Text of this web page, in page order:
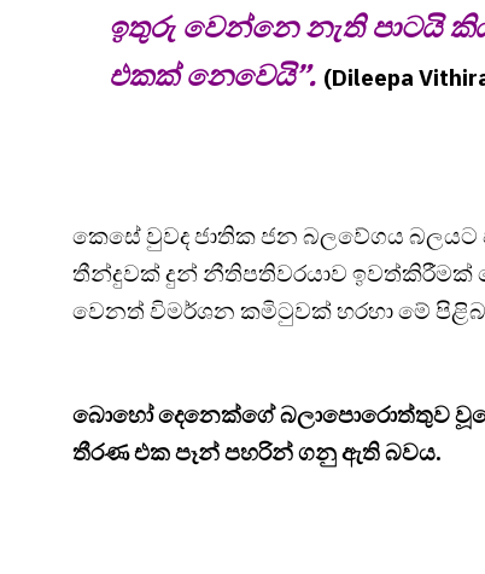
ඉතුරු වෙන්නෙ නැති පාටයි
එකක් නෙවෙයි”. (Dileepa
කෙසේ වුවද ජාතික ජන බලවේගය
තීන්දුවක් දුන් නීතිපතිවරයාව ඉවත්කිරීමක්
වෙනත් විමර්ශන කමිටුවක් හරහා මේ
බොහෝ දෙනෙක්ගේ බලාපොරොත්තුව
තීරණ එක පෑන් පහරින් ගනු ඇති බවය.